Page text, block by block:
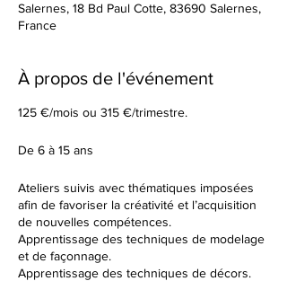
Salernes, 18 Bd Paul Cotte, 83690 Salernes,
France
À propos de l'événement
125 €/mois ou 315 €/trimestre.
De 6 à 15 ans
Ateliers suivis avec thématiques imposées
afin de favoriser la créativité et l’acquisition
de nouvelles compétences.
Apprentissage des techniques de modelage
et de façonnage.
Apprentissage des techniques de décors.